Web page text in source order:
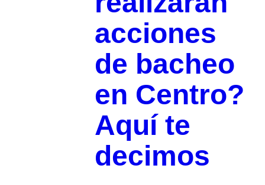
acciones
de bacheo
en Centro?
Aquí te
decimos